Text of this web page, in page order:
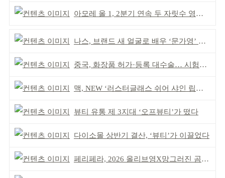
아모레 올 1, 2분기 연속 두 자릿수 영업이익률 기록
나스, 브랜드 새 얼굴로 배우 ‘문가영’ 발탁
중국, 화장품 허가·등록 대수술… 시험자료 공용 허용
맥, NEW ‘러스터글래스 쉬어 샤인 립스틱’ 출시
뷰티 유통 제 3지대 ‘오프뷰티’가 떴다
다이소몰 상반기 결산, ‘뷰티’가 이끌었다
페리페라, 2026 올리브영X망그러진 곰 콜라보